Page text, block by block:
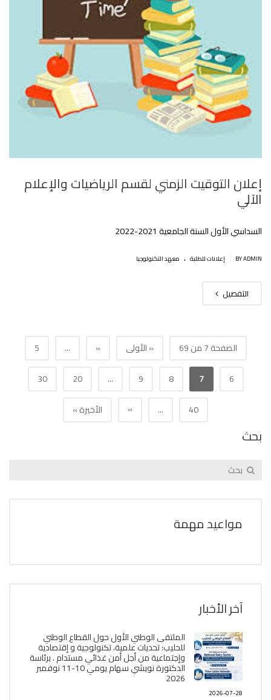
إعلان التوقيت الزمني لقسم الرياضيات والإعلام
الآلي
السداسي الأول السنة الجامعية 2021-2022
BY ADMIN إعلانات للطلبة . معهد التكنولوجيا
التفصيل
الصفحة 7 من 69 « الأولى «
...
5
6
7
8
9
...
20
30
40
...
» الأخيرة »
بحث
مواعيد مهمة
آخر الأخبار
الملتقى الوطني الأول حول القطاع الوطني
للحليب: تحديات علمية، تكنولوجية و إقتصادية
وإجتماعية من أجل أمن غذائي مستدام . برئاسة
الدكتورة نويشي سهام يومي 10-11 نوفمبر
2026
2026-07-28